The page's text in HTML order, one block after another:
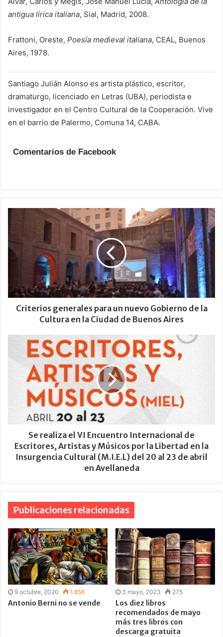
antigua lírica italiana, Sial, Madrid, 2008.
Frattoni, Oreste, Poesía medieval italiana, CEAL, Buenos
Aires, 1978.
Santiago Julián Alonso es artista plástico, escritor,
dramaturgo, licenciado en Letras (UBA), periodista e
investigador en el Centro Cultural de la Cooperación. Vive
en el barrio de Palermo, Comuna 14, CABA.
Comentarios de Facebook
Criterios generales para un nuevo Gobierno de la
Cultura en la Ciudad de Buenos Aires
Se realiza el VI Encuentro Internacional de
Escritores, Artistas y Músicos por la Libertad en la
Insurgencia Cultural (M.I.E.L) del 20 al 23 de abril
en Avellaneda
Publicaciones relacionadas
9 octubre, 2020 1.856
Antonio Berni no se vende
3 mayo, 2023 275
Los diez libros
recomendados de mayo
más tres libros con
descarga gratuita